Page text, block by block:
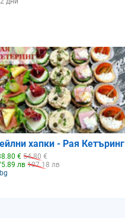
хапки - Рая Кетъринг
€ 54.80 €
лв 107.18 лв